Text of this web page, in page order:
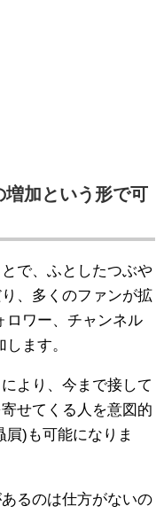
加という形で可
で、ふとしたつぶや
、多くのファンが拡
ロワー、チャンネル
ます。
より、今まで接して
せてくる人を意図的
)も可能になりま
るのは仕方がないの